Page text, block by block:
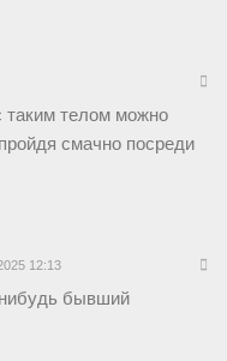
таким телом можно
смачно посреди
12:13
нибудь бывший